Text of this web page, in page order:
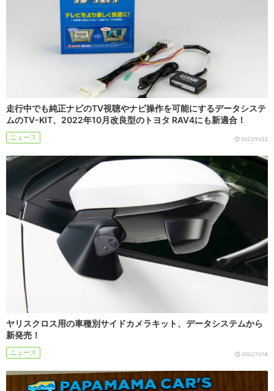
走行中でも純正ナビのTV視聴やナビ操作を可能にするデータシステ
ムのTV-KIT、2022年10月改良型のトヨタ RAV4にも新適合！
ニュース 2022/11/22
ヤリスクロス用の車種別サイドカメラキット、データシステムから
新発売！
ニュース 2022/11/18